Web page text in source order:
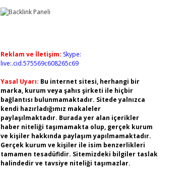
Reklam ve İletişim: Skype:
live:.cid.575569c608265c69
Yasal Uyarı: Bu internet sitesi, herhangi bir
marka, kurum veya şahıs şirketi ile hiçbir
bağlantısı bulunmamaktadır. Sitede yalnızca
kendi hazırladığımız makaleler
paylaşılmaktadır. Burada yer alan içerikler
haber niteliği taşımamakta olup, gerçek kurum
ve kişiler hakkında paylaşım yapılmamaktadır.
Gerçek kurum ve kişiler ile isim benzerlikleri
tamamen tesadüfidir. Sitemizdeki bilgiler taslak
halindedir ve tavsiye niteliği taşımazlar.